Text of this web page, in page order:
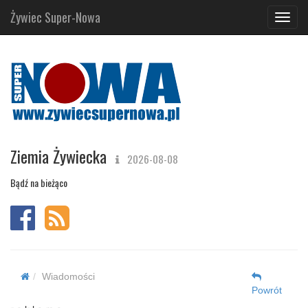
Żywiec Super-Nowa
Ziemia Żywiecka 2026-08-08
Bądź na bieżąco
Wiadomości
Powrót